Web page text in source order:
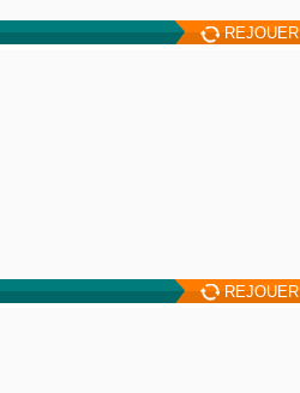
REJOUER
REJOUER